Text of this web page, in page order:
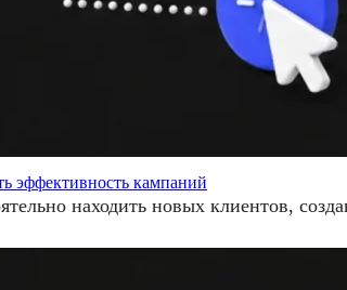
эффективность кампаний
находить новых клиентов,